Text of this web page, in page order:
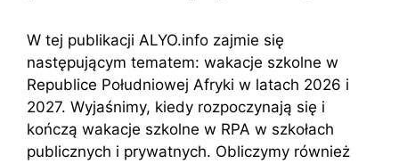
W tej publikacji ALYO.info zajmie się
następującym tematem: wakacje szkolne w
Republice Południowej Afryki w latach 2026 i
2027. Wyjaśnimy, kiedy rozpoczynają się i
kończą wakacje szkolne w RPA w szkołach
publicznych i prywatnych. Obliczymy również